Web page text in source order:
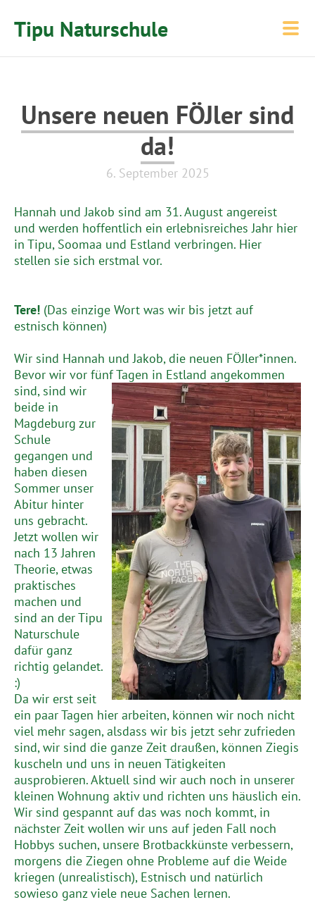
Tipu Naturschule
Unsere neuen FÖJler sind
da!
6. September 2025
Hannah und Jakob sind am 31. August angereist
und werden hoffentlich ein erlebnisreiches Jahr hier
in Tipu, Soomaa und Estland verbringen. Hier
stellen sie sich erstmal vor.
Tere! (Das einzige Wort was wir bis jetzt auf
estnisch können)
Wir sind Hannah und Jakob, die neuen FÖJler*innen.
Bevor wir vor fünf Tagen in Estland angekommen
sind, sind wir
beide in
Magdeburg zur
Schule
gegangen und
haben diesen
Sommer unser
Abitur hinter
uns gebracht.
Jetzt wollen wir
nach 13 Jahren
Theorie, etwas
praktisches
machen und
sind an der Tipu
Naturschule
dafür ganz
richtig gelandet.
:)
Da wir erst seit
ein paar Tagen hier arbeiten, können wir noch nicht
viel mehr sagen, alsdass wir bis jetzt sehr zufrieden
sind, wir sind die ganze Zeit draußen, können Ziegis
kuscheln und uns in neuen Tätigkeiten
ausprobieren. Aktuell sind wir auch noch in unserer
kleinen Wohnung aktiv und richten uns häuslich ein.
Wir sind gespannt auf das was noch kommt, in
nächster Zeit wollen wir uns auf jeden Fall noch
Hobbys suchen, unsere Brotbackkünste verbessern,
morgens die Ziegen ohne Probleme auf die Weide
kriegen (unrealistisch), Estnisch und natürlich
sowieso ganz viele neue Sachen lernen.